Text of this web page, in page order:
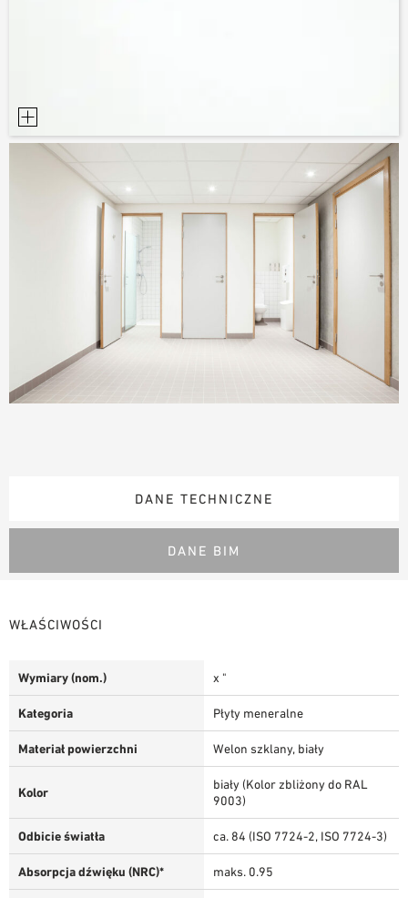
DANE TECHNICZNE
DANE BIM
WŁAŚCIWOŚCI
Wymiary (nom.) x "
Kategoria Płyty meneralne
Materiał powierzchni Welon szklany, biały
Kolor
biały (Kolor zbliżony do RAL
9003)
Odbicie światła ca. 84 (ISO 7724-2, ISO 7724-3)
Absorpcja dźwięku (NRC)* maks. 0.95